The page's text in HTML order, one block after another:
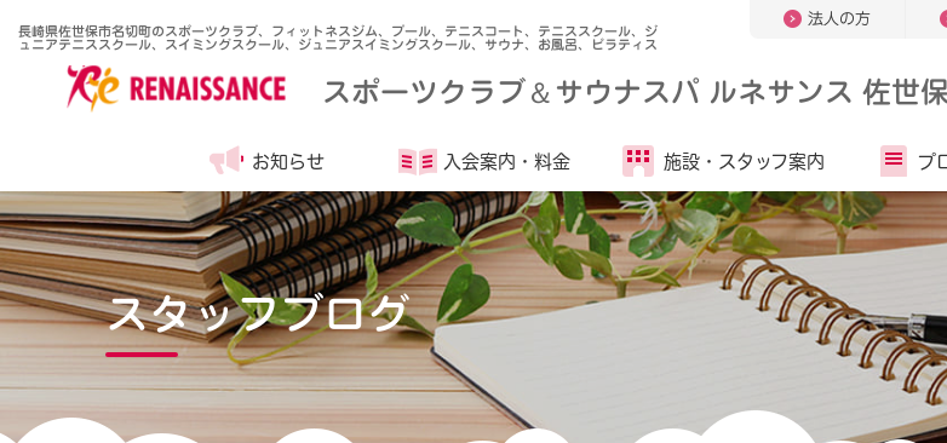
長崎県佐世保市名切町のスポーツクラブ、フィットネスジム、プール、テニスコート、テニススクール、ジ
ュニアテニススクール、スイミングスクール、ジュニアスイミングスクール、サウナ、お風呂、ピラティス
法人の方
スポーツクラブ＆サウナスパ ルネサンス 佐世保
お知らせ 入会案内・ 料金 施設・ スタッフ案内 プ
スタッフブログ